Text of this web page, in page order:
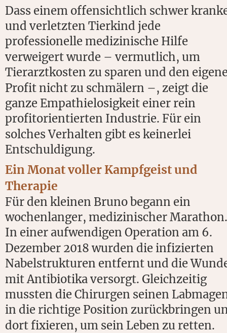
Dass einem offensichtlich schwer
und verletzten Tierkind jede
professionelle medizinische Hilfe
verweigert wurde – vermutlich, um
Tierarztkosten zu sparen und den
Profit nicht zu schmälern –, zeigt die
ganze Empathielosigkeit einer rein
profitorientierten Industrie. Für ein
solches Verhalten gibt es keinerlei
Entschuldigung.
Ein Monat voller Kampfgeist und
Therapie
Für den kleinen Bruno begann ein
wochenlanger, medizinischer
In einer aufwendigen Operation am 6.
Dezember 2018 wurden die infizierten
Nabelstrukturen entfernt und die
mit Antibiotika versorgt. Gleichzeitig
mussten die Chirurgen seinen
in die richtige Position zurückbringen
dort fixieren, um sein Leben zu retten.